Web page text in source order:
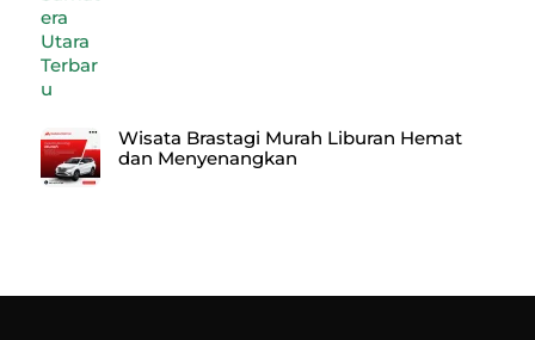
Wisata Brastagi Murah Liburan Hemat
dan Menyenangkan